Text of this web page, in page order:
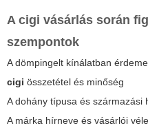
A cigi vásárlás során
szempontok
A dömpingelt kínálatban
cigi összetétel és minőség
A dohány típusa és származási
A márka hírneve és vásárlói